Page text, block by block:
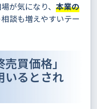
が気になり、 本業の
談も増えやすいテー
買価格」
いるとされ